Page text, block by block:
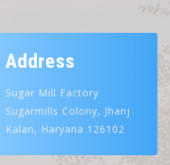
Address
Sugar Mill Factory
Sugarmills Colony, Jhanj
Kalan, Haryana 126102